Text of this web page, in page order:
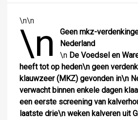
\n\n
\n
Geen mkz-
Nederland
\n De Voedsel en
heeft tot op heden\n geen
klauwzeer (MKZ) gevonden in\n
verwacht binnen enkele dagen
een eerste screening van
laatste drie\n weken kalveren uit